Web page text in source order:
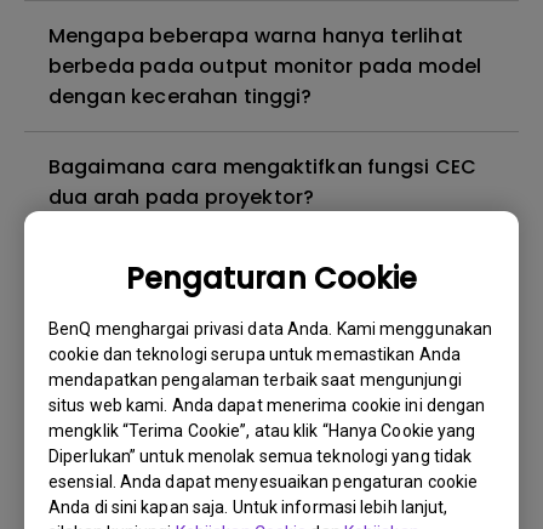
Pengaturan Cookie
BenQ menghargai privasi data Anda. Kami menggunakan
cookie dan teknologi serupa untuk memastikan Anda
mendapatkan pengalaman terbaik saat mengunjungi
situs web kami. Anda dapat menerima cookie ini dengan
mengklik “Terima Cookie”, atau klik “Hanya Cookie yang
Diperlukan” untuk menolak semua teknologi yang tidak
esensial. Anda dapat menyesuaikan pengaturan cookie
Anda di sini kapan saja. Untuk informasi lebih lanjut,
Mengapa beberapa warna hanya terlihat
berbeda pada output monitor pada model
dengan kecerahan tinggi?
Bagaimana cara mengaktifkan fungsi CEC
dua arah pada proyektor?
3D is not working or getting lost sync on my
projector. How can I fix it?
Proyektor saya dihidupkan tanpa gambar
meskipun sudah tersambung ke pemutar.
Bagaimana cara memperbaikinya?
Versi kabel HDMI apa yang kompatibel